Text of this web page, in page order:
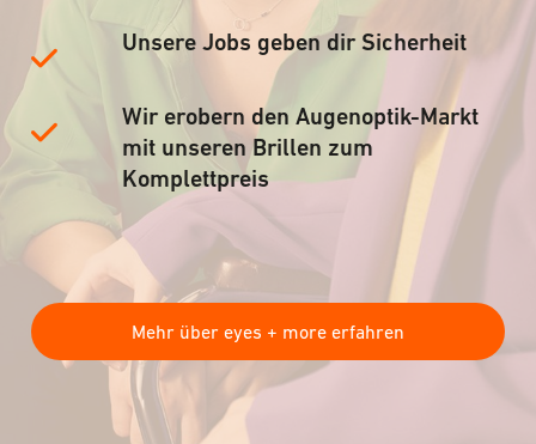
Unsere Jobs geben dir Sicherheit
Wir erobern den Augenoptik-Markt
mit unseren Brillen zum
Komplettpreis
Mehr über eyes + more erfahren